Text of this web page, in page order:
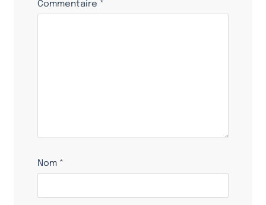
Commentaire *
Nom *